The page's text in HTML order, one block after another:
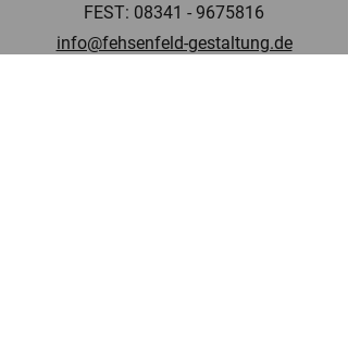
FEST: 08341 - 9675816
info@fehsenfeld-gestaltung.de